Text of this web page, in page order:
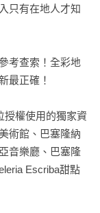
只有在地人才知
考查索！全彩地
最正確！
權使用的獨家資
術館、巴塞隆納
音樂廳、巴塞隆
Escriba甜點